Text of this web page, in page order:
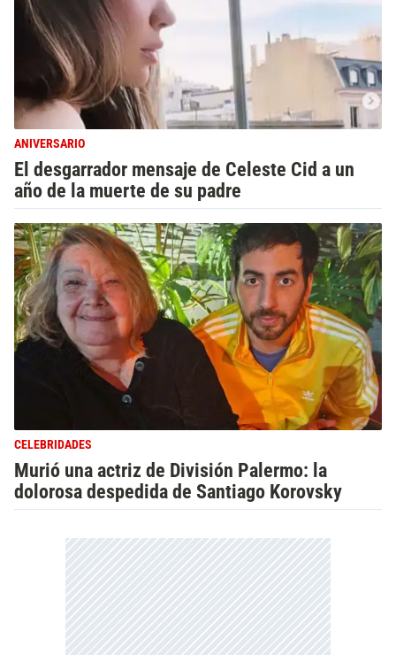
ANIVERSARIO
El desgarrador mensaje de Celeste Cid a un
año de la muerte de su padre
CELEBRIDADES
Murió una actriz de División Palermo: la
dolorosa despedida de Santiago Korovsky